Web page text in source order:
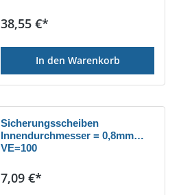
Regulärer Preis:
38,55 €*
In den Warenkorb
Sicherungsscheiben
Innendurchmesser = 0,8mm
VE=100
Regulärer Preis:
7,09 €*